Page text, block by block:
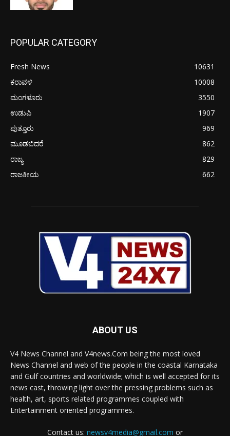
POPULAR CATEGORY
Fresh News
10631
ಕರಾವಳಿ
10008
ಮಂಗಳೂರು
3550
ಉಡುಪಿ
1907
ಪುತ್ತೂರು
969
ಮೂಡಬಿದರೆ
862
ರಾಜ್ಯ
829
ರಾಜಕೀಯ
662
ABOUT US
V4 News Channel and V4news.Com being the most loved
News Channel and web of the people in the coastal Karnataka
and Gulf countries and worldwide; which is well accepted for its
news cast, throwing light over the pressing problems such as
health, art, sports related programmes coupled with
Entertainment oriented programmes.
Contact us: newsv4media@gmail.com or